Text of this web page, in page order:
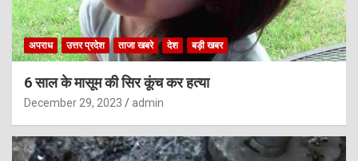
अपराध उत्तर प्रदेश ताजा खबरे देश बड़ी खबर
6 साल के मासूम की सिर कूंच कर हत्या
December 29, 2023 admin